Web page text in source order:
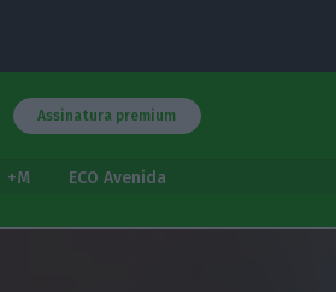
Assinatura premium
+M
ECO Avenida